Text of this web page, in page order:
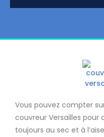
Vous pouvez compter
couvreur Versailles pour
toujours au sec et à